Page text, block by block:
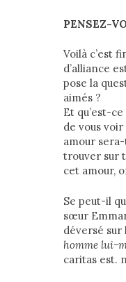
PENSEZ-
Voilà c’est
d’alliance
pose la
aimés ?
Et qu’est-
de vous
amour
trouver sur
cet amour,
Se peut-il
sœur
déversé sur
homme lui-
caritas est.